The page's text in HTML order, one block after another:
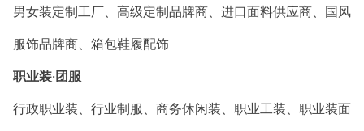
男女装定制工厂、高级定制品牌商、进口面料供应商、国风
服饰品牌商、箱包鞋履配饰
职业装·团服
行政职业装、行业制服、商务休闲装、职业工装、职业装面